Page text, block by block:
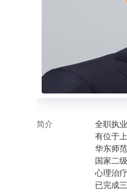
很容易
多时候
说，你
的空间
出自己
幅画越
子好像
越画越
色而不
色，开
开始因
因为自
为什么
画晾在
简介
全职执
有位于
华东师
国家二
心理治
已完成